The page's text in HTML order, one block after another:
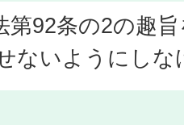
第92条の2の趣
ないようにし